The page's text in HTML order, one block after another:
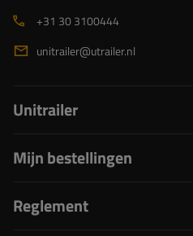
+31 30 3100444
unitrailer@utrailer.nl
Unitrailer
Mijn bestellingen
Reglement